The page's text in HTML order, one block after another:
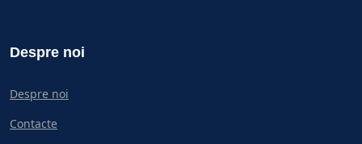
Despre noi
Despre noi
Contacte